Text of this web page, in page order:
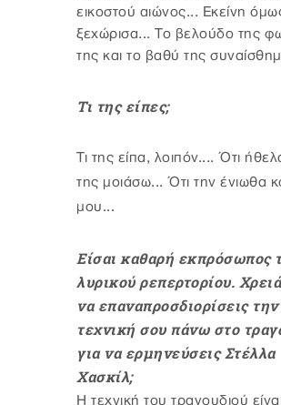
εικοστού αιώνος... Εκείνη
ξεχώρισα... Το βελούδο της
της και το βαθύ της
Τι της είπες;
Τι της είπα, λοιπόν.... Ότι
της μοιάσω... Ότι την ένιωθα
μου...
Είσαι καθαρή εκπρόσωπος
λυρικού ρεπερτορίου.
να επαναπροσδιορίσεις την
τεχνική σου πάνω στο
για να ερμηνεύσεις Στέλλα
Χασκίλ;
Η τεχνική του τραγουδιού